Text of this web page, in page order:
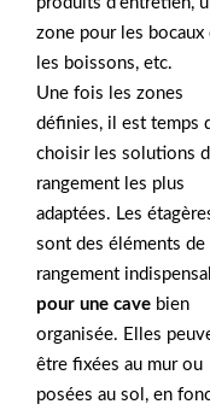
zone pour les bocaux
les boissons, etc.
Une fois les zones
définies, il est temps
choisir les solutions
rangement les plus
adaptées. Les
sont des éléments de
rangement
pour une cave bien
organisée. Elles
être fixées au mur ou
posées au sol, en